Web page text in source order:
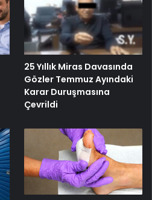
25 Yıllık Miras Davasında
Gözler Temmuz Ayındaki
Karar Duruşmasına
Çevrildi